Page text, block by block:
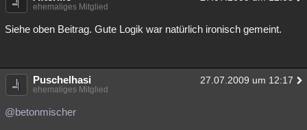
ehemaliges Mitglied
Siehe oben Beitrag. Gute Logik war natürlich ironisch gemeint.
Puschelhasi 27.07.2009 um 12:17
ehemaliges Mitglied
@betonmischer